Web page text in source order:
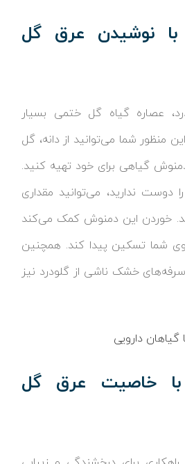
با نوشیدن عرق گل
عصاره گیاه گل ختمی بسیار
منظور شما می‌توانید از دانه، گل
گیاهی برای خود تهیه کنید.
دوست ندارید، می‌توانید مقداری
خوردن این دمنوش کمک می‌کند
شما تسکین پیدا کند. همچنین
خشک ناشی از گلودرد نیز
گیاهان دارویی
با خاصیت عرق گل